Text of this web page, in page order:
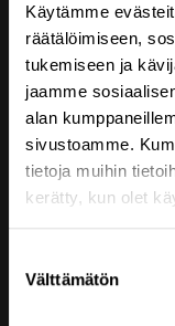
Käytämme
räätälöimiseen,
tukemiseen ja
jaamme
alan
sivustoamme.
tietoja muihin
kerätty, kun olet
valinta
Välttämätön
Yhteystiedot
Porin Leijona
Yrjönkatu 6
28100 Pori
Vaihde (02) 620
prizztech@prizz.fi